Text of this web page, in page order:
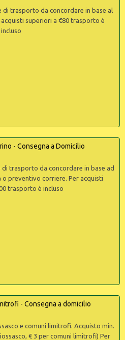
di trasporto da concordare in base al
superiori a €80 trasporto è
incluso
- Consegna a Domicilio
di trasporto da concordare in base ad
preventivo corriere. Per acquisti
trasporto è incluso
- Consegna a domicilio
e comuni limitrofi. Acquisto min.
€ 3 per comuni limitrofi) Per